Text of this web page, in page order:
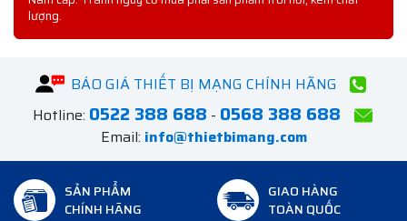
lượng.
BÁO GIÁ THIẾT BỊ MẠNG CHÍNH HÃNG
Hotline: 0522 388 688 - 0568 388 688
Email: info@thietbimang.com
SẢN PHẨM
CHÍNH HÃNG
GIAO HÀNG
TOÀN QUỐC